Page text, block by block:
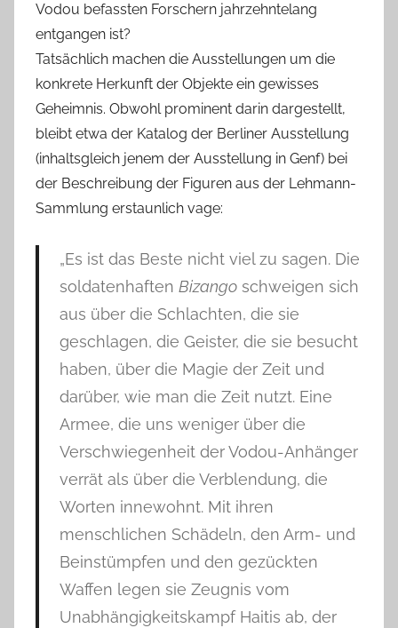
Vodou befassten Forschern jahrzehntelang
entgangen ist?
Tatsächlich machen die Ausstellungen um die
konkrete Herkunft der Objekte ein gewisses
Geheimnis. Obwohl prominent darin dargestellt,
bleibt etwa der Katalog der Berliner Ausstellung
(inhaltsgleich jenem der Ausstellung in Genf) bei
der Beschreibung der Figuren aus der Lehmann-
Sammlung erstaunlich vage:
„Es ist das Beste nicht viel zu sagen. Die
soldatenhaften Bizangoschweigen sich
aus über die Schlachten, die sie
geschlagen, die Geister, die sie besucht
haben, über die Magie der Zeit und
darüber, wie man die Zeit nutzt. Eine
Armee, die uns weniger über die
Verschwiegenheit der Vodou-Anhänger
verrät als über die Verblendung, die
Worten innewohnt. Mit ihren
menschlichen Schädeln, den Arm- und
Beinstümpfen und den gezückten
Waffen legen sie Zeugnis vom
Unabhängigkeitskampf Haitis ab, der